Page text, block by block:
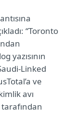
“Toronto
yazısının
Linked
ve
avı
tarafından